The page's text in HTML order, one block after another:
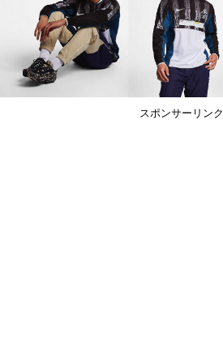
スポンサーリンク